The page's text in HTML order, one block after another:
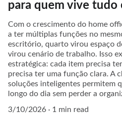
para quem vive tudo
Com o crescimento do home
a ter múltiplas funções no
escritório, quarto virou espaço
virou cenário de trabalho. Isso
estratégica: cada item precisa
precisa ter uma função clara. A
soluções inteligentes permitem
longo do dia sem perder a
3/10/2026
1 min read